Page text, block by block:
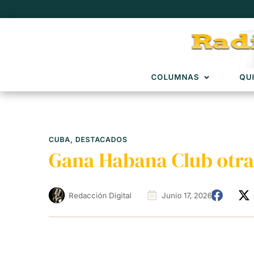
COLUMNAS
CUBA, DESTACADOS
Gana Habana Club
Redacción Digital Junio 17, 2026